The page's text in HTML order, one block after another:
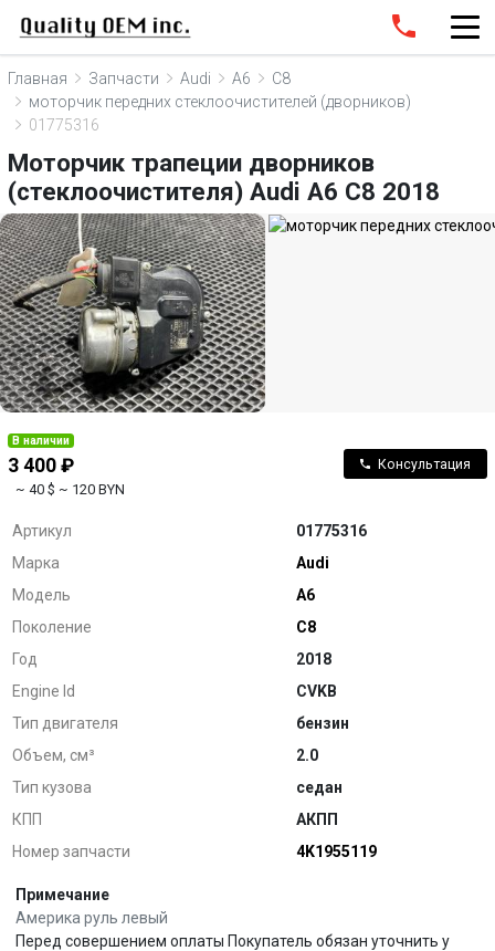
Главная Запчасти Audi A6
C8
моторчик передних стеклоочистителей (дворников)
01775316
Моторчик трапеции дворников
(стеклоочистителя) Audi A6 C8 2018
В наличии
3 400 ₽
~ 40 $ ~ 120 BYN
Консультация
Артикул
01775316
Марка
Audi
Модель
A6
Поколение
C8
Год
2018
Engine Id
CVKB
Тип двигателя
бензин
Объем, см³
2.0
Тип кузова
седан
КПП
АКПП
Номер запчасти
4K1955119
Примечание
Америка руль левый
Перед совершением оплаты Покупатель обязан уточнить у